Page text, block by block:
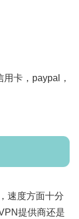
卡，paypal，
速度方面十分
提供商还是